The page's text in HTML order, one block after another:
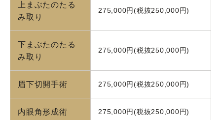
上まぶたのたる
み取り
275,000円(税抜250,000円)
下まぶたのたる
み取り
275,000円(税抜250,000円)
眉下切開手術 275,000円(税抜250,000円)
内眼角形成術 275,000円(税抜250,000円)